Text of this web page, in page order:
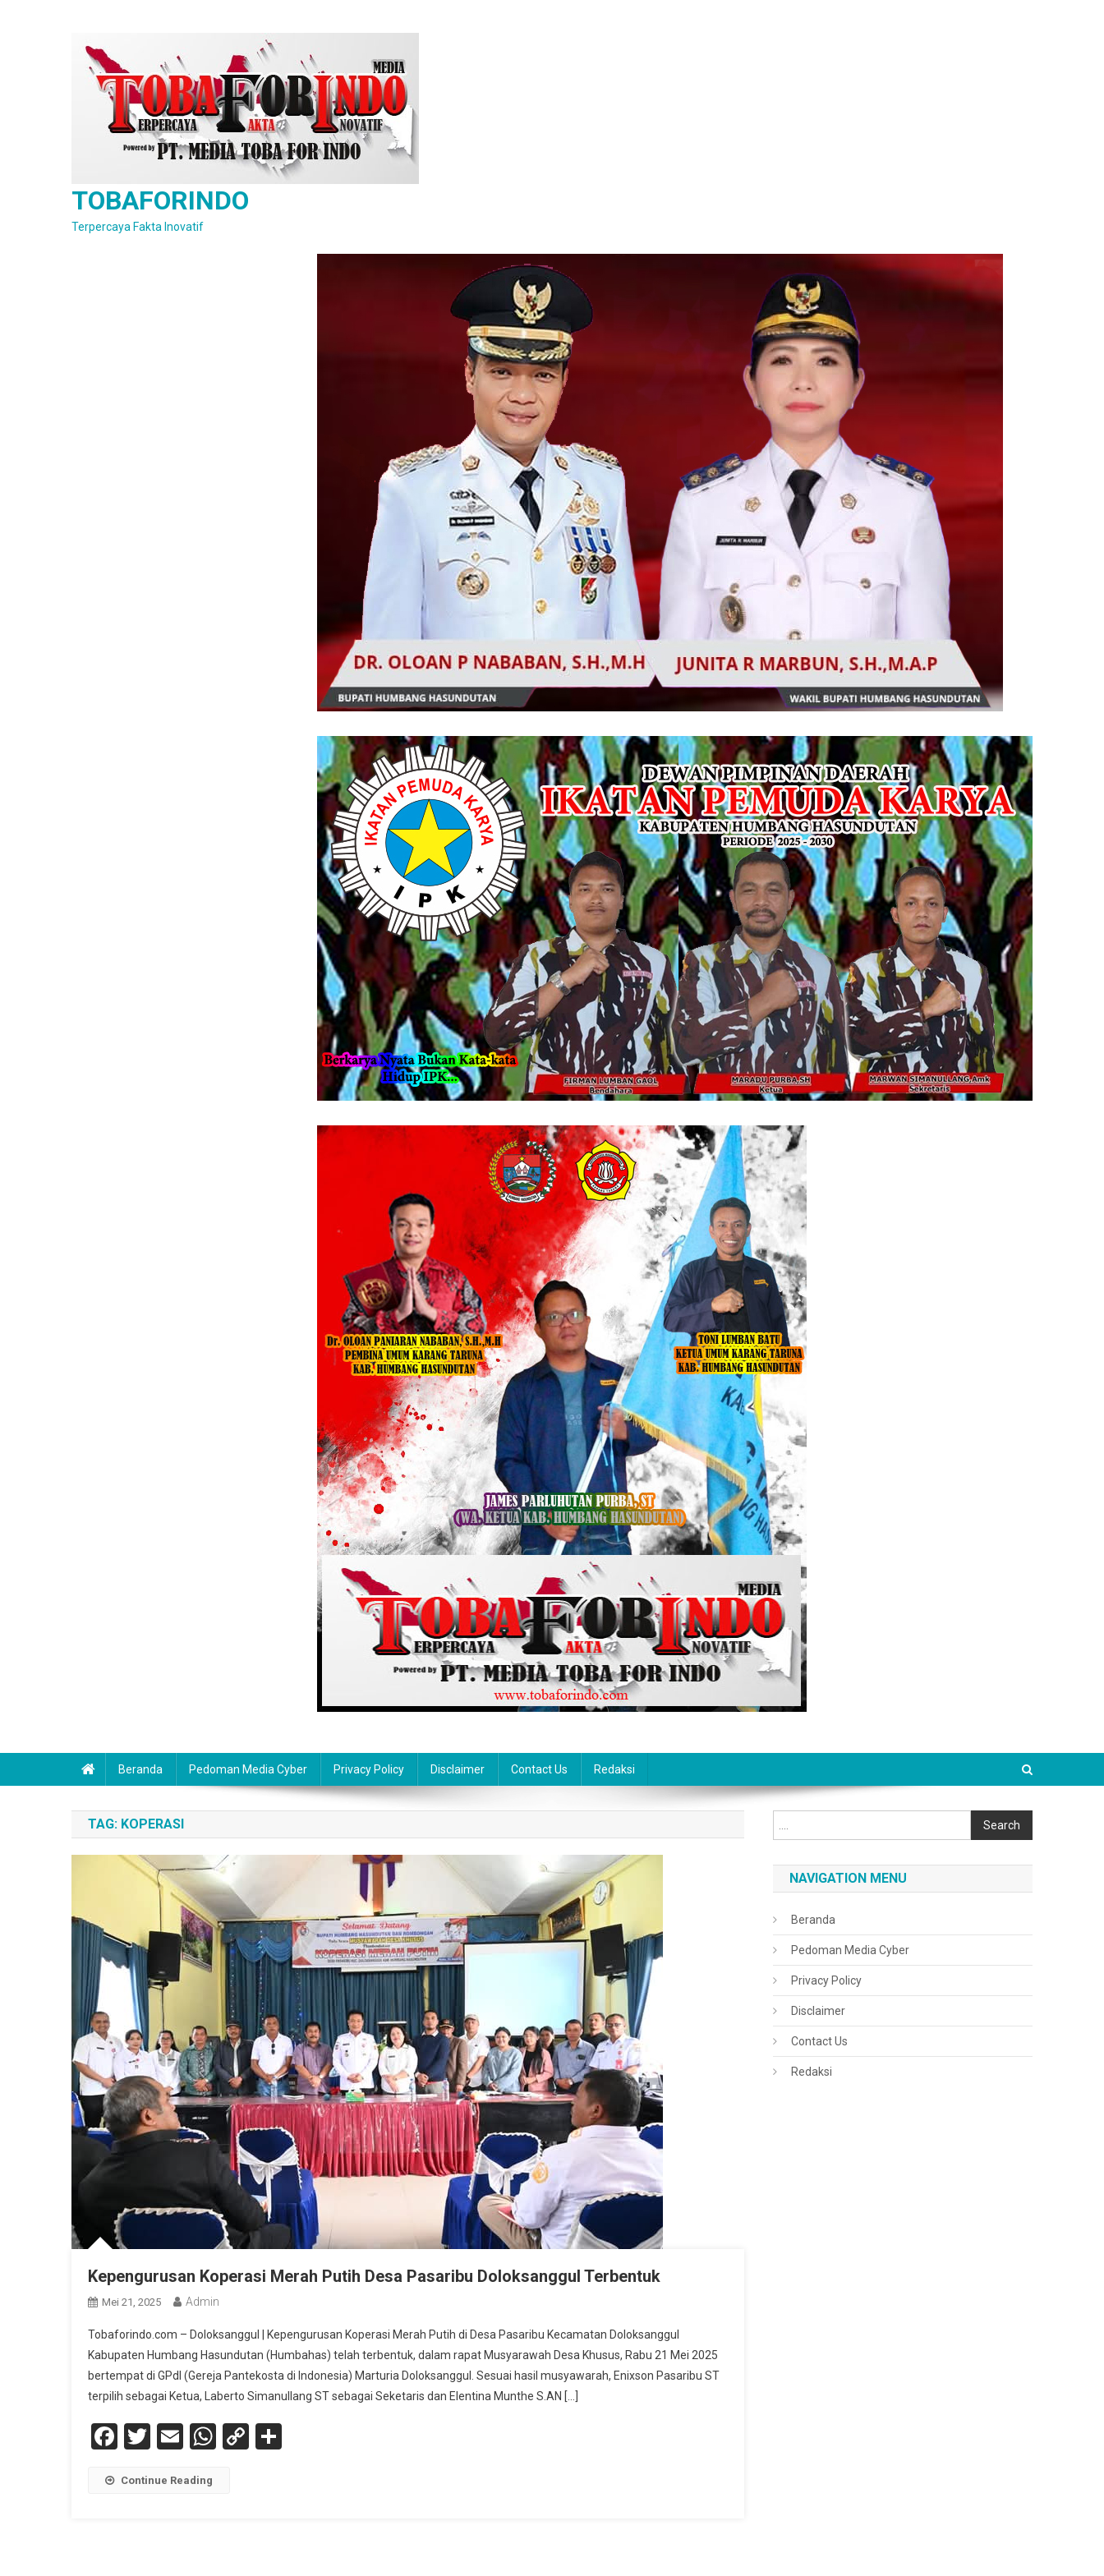
TOBAFORINDO
Terpercaya Fakta Inovatif
Beranda Pedoman Media Cyber Privacy Policy Disclaimer Contact Us Redaksi
TAG: KOPERASI
Kepengurusan Koperasi Merah Putih Desa Pasaribu Doloksanggul Terbentuk
Mei 21, 2025 Admin
Tobaforindo.com – Doloksanggul | Kepengurusan Koperasi Merah Putih di Desa Pasaribu Kecamatan Doloksanggul
Kabupaten Humbang Hasundutan (Humbahas) telah terbentuk, dalam rapat Musyarawah Desa Khusus, Rabu 21 Mei 2025
bertempat di GPdI (Gereja Pantekosta di Indonesia) Marturia Doloksanggul. Sesuai hasil musyawarah, Enixson Pasaribu ST
terpilih sebagai Ketua, Laberto Simanullang ST sebagai Seketaris dan Elentina Munthe S.AN […]
Facebook
Twitter
EmailWhatsApp
Copy
Continue Reading
Search
NAVIGATION MENU
Beranda
Pedoman Media Cyber
Privacy Policy
Disclaimer
Contact Us
Redaksi